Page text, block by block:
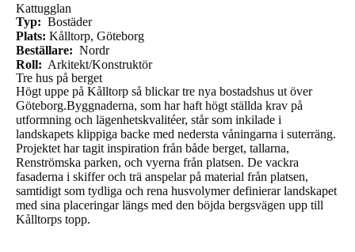
Kattugglan
Typ: Bostäder
Plats: Kålltorp, Göteborg
Beställare: Nordr
Roll: Arkitekt/Konstruktör
Tre hus på berget
Högt uppe på Kålltorp så blickar tre nya bostadshus ut över
Göteborg.Byggnaderna, som har haft högt ställda krav på
utformning och lägenhetskvalitéer, står som inkilade i
landskapets klippiga backe med nedersta våningarna i suterräng.
Projektet har tagit inspiration från både berget, tallarna,
Renströmska parken, och vyerna från platsen. De vackra
fasaderna i skiffer och trä anspelar på material från platsen,
samtidigt som tydliga och rena husvolymer definierar landskapet
med sina placeringar längs med den böjda bergsvägen upp till
Kålltorps topp.